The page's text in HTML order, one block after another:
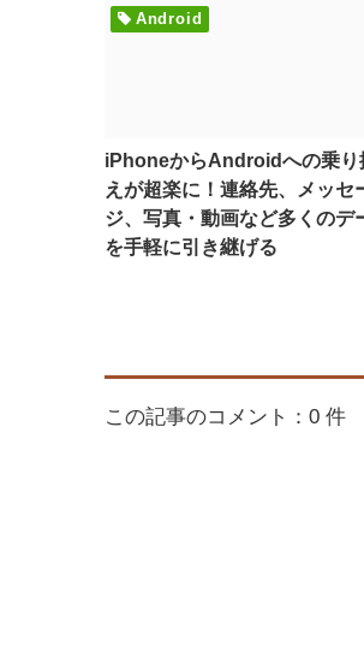
Android
iPhoneからAndroidへの乗り
えが超楽に！連絡先、メッセ
ジ、写真・動画など多くのデ
を手軽に引き継げる
この記事のコメント：0 件